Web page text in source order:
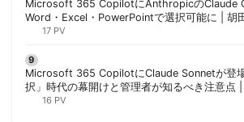
Microsoft 365 CopilotにAnthropicのClaude
Word・Excel・PowerPointで選択可能に | 胡
17 PV
Microsoft 365 CopilotにClaude Sonnetが登
択」時代の幕開けと管理者が知るべき注意点
16 PV